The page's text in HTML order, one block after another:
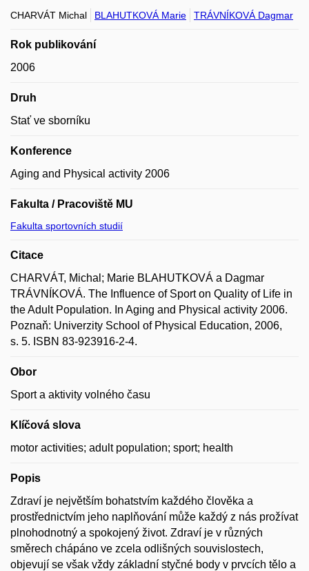
CHARVÁT Michal BLAHUTKOVÁ Marie TRÁVNÍKOVÁ Dagmar
Rok publikování
2006
Druh
Stať ve sborníku
Konference
Aging and Physical activity 2006
Fakulta / Pracoviště MU
Fakulta sportovních studií
Citace
CHARVÁT, Michal; Marie BLAHUTKOVÁ a Dagmar
TRÁVNÍKOVÁ. The Influence of Sport on Quality of Life in
the Adult Population. In Aging and Physical activity 2006.
Poznaň: Univerzity School of Physical Education, 2006,
s. 5. ISBN 83-923916-2-4.
Obor
Sport a aktivity volného času
Klíčová slova
motor activities; adult population; sport; health
Popis
Zdraví je největším bohatstvím každého člověka a
prostřednictvím jeho naplňování může každý z nás prožívat
plnohodnotný a spokojený život. Zdraví je v různých
směrech chápáno ve zcela odlišných souvislostech,
objevují se však vždy základní styčné body v prvcích tělo a